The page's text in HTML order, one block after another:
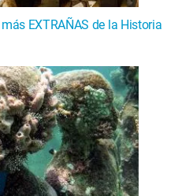
EXTRAÑAS de la Historia